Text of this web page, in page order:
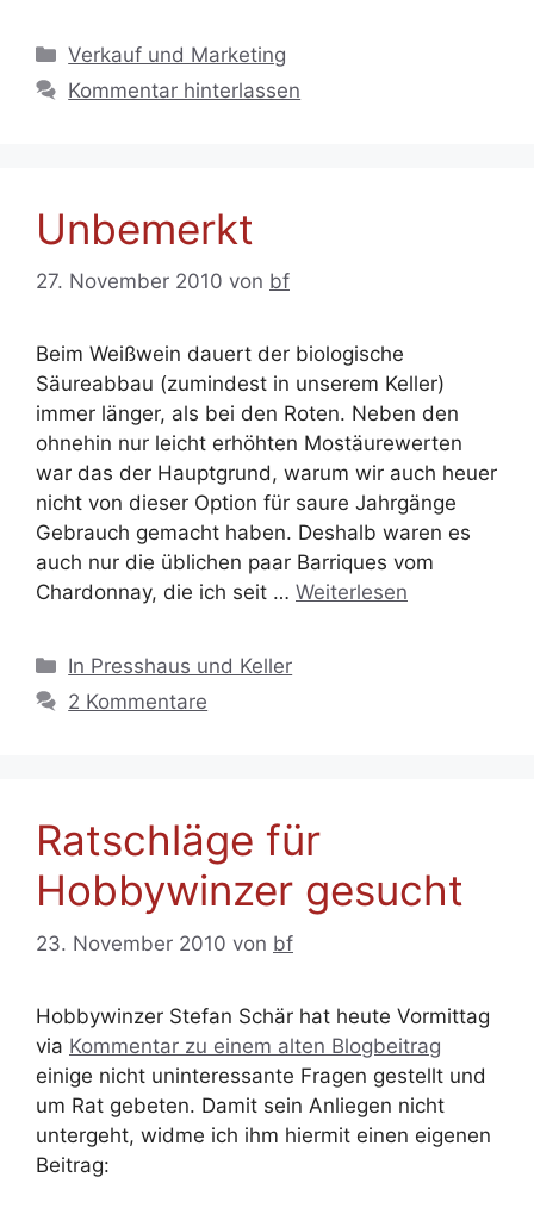
Kategorien
Verkauf und Marketing
Kommentar hinterlassen
Unbemerkt
27. November 2010 von bf
Beim Weißwein dauert der biologische
Säureabbau (zumindest in unserem Keller)
immer länger, als bei den Roten. Neben den
ohnehin nur leicht erhöhten Mostäurewerten
war das der Hauptgrund, warum wir auch heuer
nicht von dieser Option für saure Jahrgänge
Gebrauch gemacht haben. Deshalb waren es
auch nur die üblichen paar Barriques vom
Chardonnay, die ich seit … Weiterlesen
Kategorien
In Presshaus und Keller
2 Kommentare
Ratschläge für
Hobbywinzer gesucht
23. November 2010 von bf
Hobbywinzer Stefan Schär hat heute Vormittag
via Kommentar zu einem alten Blogbeitrag
einige nicht uninteressante Fragen gestellt und
um Rat gebeten. Damit sein Anliegen nicht
untergeht, widme ich ihm hiermit einen eigenen
Beitrag: